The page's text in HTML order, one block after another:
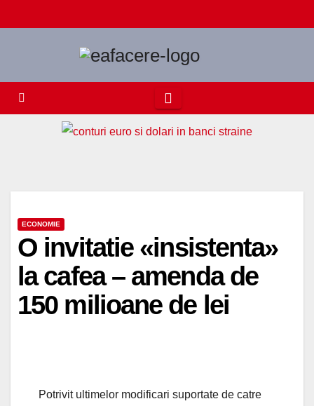
to
ECONOMIE
O invitatie «insistenta»
la cafea – amenda de
150 milioane de lei
Potrivit ultimelor modificari suportate de catre